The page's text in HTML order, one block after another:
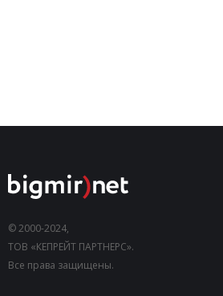
© 2000-2024,
ТОВ «КЕПРЕЙТ ПАРТНЕРС».
Все права защищены.